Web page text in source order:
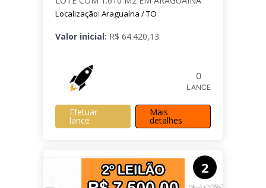
Localização: Araguaína / TO
Valor inicial: R$ 64.420,13
0
LANCE
Efetuar
lance
Mais
detalhes
2